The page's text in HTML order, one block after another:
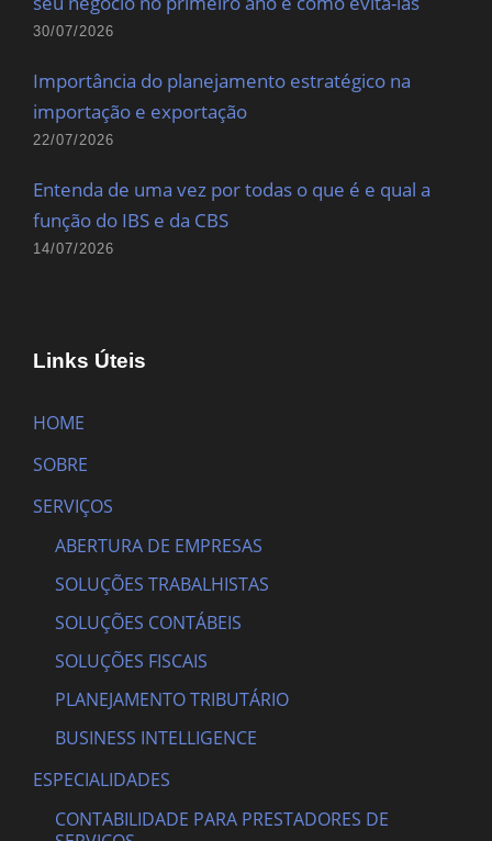
30/07/2026
Importância do planejamento estratégico na
importação e exportação
22/07/2026
Entenda de uma vez por todas o que é e qual a
função do IBS e da CBS
14/07/2026
Links Úteis
HOME
SOBRE
SERVIÇOS
ABERTURA DE EMPRESAS
SOLUÇÕES TRABALHISTAS
SOLUÇÕES CONTÁBEIS
SOLUÇÕES FISCAIS
PLANEJAMENTO TRIBUTÁRIO
BUSINESS INTELLIGENCE
ESPECIALIDADES
CONTABILIDADE PARA PRESTADORES DE